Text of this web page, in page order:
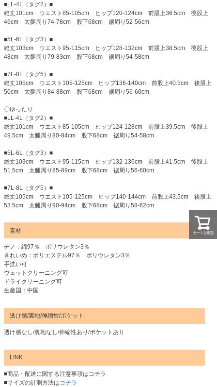
■LL-4L（タグ2）■
総丈101cm ウエスト85-105cm ヒップ120-124cm 前股上36.5cm 後股上
46cm 太腿周り74-78cm 股下68cm 裾周り52-56cm
■5L-6L（タグ3）■
総丈103cm ウエスト95-115cm ヒップ128-132cm 前股上38.5cm 後股上
48cm 太腿周り79-83cm 股下68cm 裾周り54-58cm
■7L-8L（タグ5）■
総丈105cm ウエスト105-125cm ヒップ136-140cm 前股上40.5cm 後股上
50cm 太腿周り84-88cm 股下68cm 裾周り56-60cm
〇ゆったり
■LL-4L（タグ2）■
総丈101cm ウエスト85-105cm ヒップ124-128cm 前股上39.5cm 後股上
49.5cm 太腿周り80-84cm 股下68cm 裾周り54-58cm
■5L-6L（タグ3）■
総丈103cm ウエスト95-115cm ヒップ132-136cm 前股上41.5cm 後股上
51.5cm 太腿周り85-89cm 股下68cm 裾周り56-60cm
■7L-8L（タグ5）■
総丈105cm ウエスト105-125cm ヒップ140-144cm 前股上43.5cm 後股上
53.5cm 太腿周り90-94cm 股下68cm 裾周り58-62cm
素材
チノ：綿97％ ポリウレタン3％
きれいめ：ポリエステル97％ ポリウレタン3％
手洗い可
ウェットクリーニング可
ドライクリーニング可
生産国：中国
透け感/裏地/伸縮性/ポケット
透け感なし/裏地なし/伸縮性あり/ポケットあり
LINK
■商品・配送に関する注意事項はコチラ
■サイズの計測方法はコチラ
カートを確認